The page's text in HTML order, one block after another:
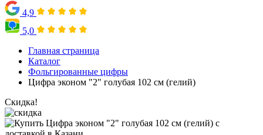
4,9
5,0
Главная страница
Каталог
Фольгированные цифры
Цифра эконом "2" голубая 102 см (гелий)
Скидка!